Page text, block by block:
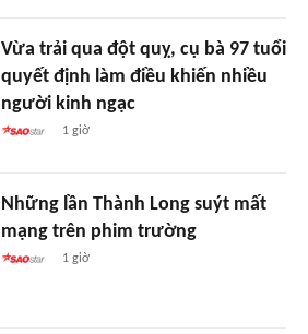
Vừa trải qua đột quỵ, cụ bà 97 tuổi
quyết định làm điều khiến nhiều
người kinh ngạc
1 giờ
Những lần Thành Long suýt mất
mạng trên phim trường
1 giờ